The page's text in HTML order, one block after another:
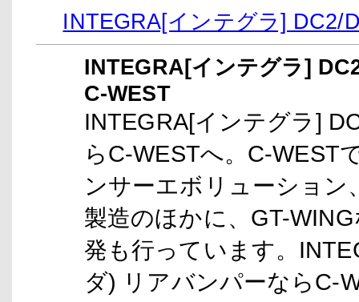
INTEGRA[インテグラ] DC2/
INTEGRA[インテグラ]
C-WEST
INTEGRA[インテグラ]
らC-WESTへ。C-WEST
ンサーエボリューショ
製造のほかに、GT-
発も行っています。
ダ) リアバンパーならC-